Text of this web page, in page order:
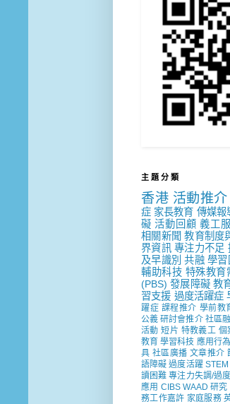
主 題 分 類
香港 活動推介
症 家長教育 傳媒報
礙 活動回顧 義工
相關新聞 教育制度
界資訊 專注力不足
及早識別 共融 學習
輔助科技 特殊教育
(PBS) 發展障礙 教
習支援 過度活躍症
躍症 課程推介 學前教
公義 研討會推介 社區
活動 短片 特教義工 個
教育 學習科技 應用行
具 社區廣播 文章推介
語障礙 過度活躍 STEM
讀困難 專注力失調/過
應用 CIBS WAAD 研究
務工作嘉許 家庭服務